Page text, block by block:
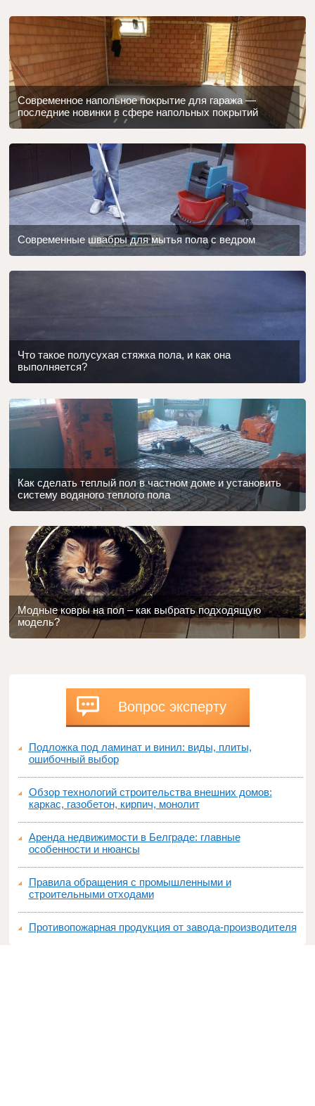
Современное напольное покрытие для гаража —
последние новинки в сфере напольных покрытий
Современные швабры для мытья пола с ведром
Что такое полусухая стяжка пола, и как она
выполняется?
Как сделать теплый пол в частном доме и установить
систему водяного теплого пола
Модные ковры на пол – как выбрать подходящую
модель?
Вопрос эксперту
Подложка под ламинат и винил: виды, плиты,
ошибочный выбор
Обзор технологий строительства внешних домов:
каркас, газобетон, кирпич, монолит
Аренда недвижимости в Белграде: главные
особенности и нюансы
Правила обращения с промышленными и
строительными отходами
Противопожарная продукция от завода-производителя